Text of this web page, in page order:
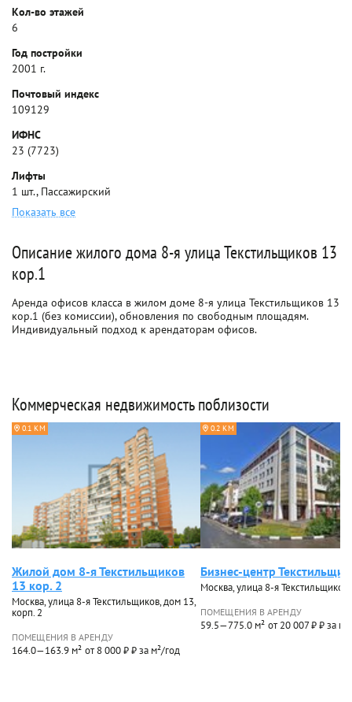
Кол-во этажей
6
Год постройки
2001 г.
Почтовый индекс
109129
ИФНС
23 (7723)
Лифты
1 шт., Пассажирский
Показать все
Описание жилого дома 8-я улица Текстильщиков 13
кор.1
Аренда офисов класса в жилом доме 8-я улица Текстильщиков 13
кор.1 (без комиссии), обновления по свободным площадям.
Индивидуальный подход к арендаторам офисов.
Коммерческая недвижимость поблизости
0.1 КМ
Жилой дом 8-я Текстильщиков
13 кор. 2
Москва, улица 8-я Текстильщиков, дом 13,
корп. 2
ПОМЕЩЕНИЯ В АРЕНДУ
164.0—163.9 м² от 8 000 ₽ ₽ за м²/год
0.2 КМ
Бизнес-центр
Москва, улица 8-я
ПОМЕЩЕНИЯ В АРЕНДУ
59.5—775.0 м² от 20 007 ₽ ₽ за